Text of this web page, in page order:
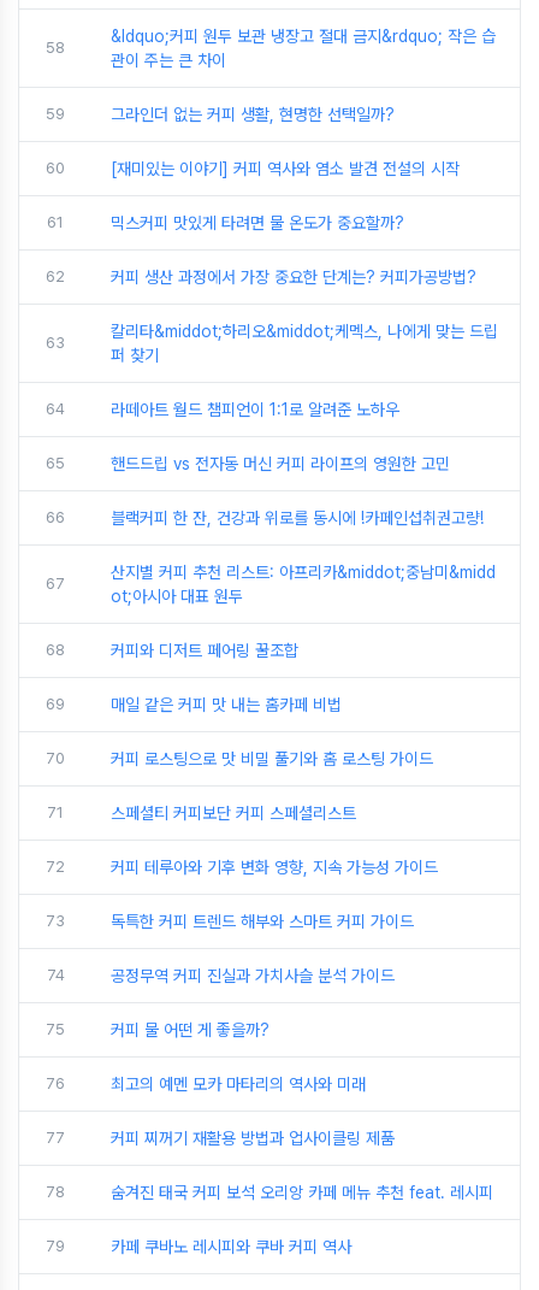
58
&ldquo;커피 원두 보관 냉장고 절대 금지&rdquo; 작은 습
관이 주는 큰 차이
59 그라인더 없는 커피 생활, 현명한 선택일까?
60 [재미있는 이야기] 커피 역사와 염소 발견 전설의 시작
61 믹스커피 맛있게 타려면 물 온도가 중요할까?
62 커피 생산 과정에서 가장 중요한 단계는? 커피가공방법?
63
칼리타&middot;하리오&middot;케멕스, 나에게 맞는 드립
퍼 찾기
64 라떼아트 월드 챔피언이 1:1로 알려준 노하우
65 핸드드립 vs 전자동 머신 커피 라이프의 영원한 고민
66 블랙커피 한 잔, 건강과 위로를 동시에 !카페인섭취권고량!
67
산지별 커피 추천 리스트: 아프리카&middot;중남미&midd
ot;아시아 대표 원두
68 커피와 디저트 페어링 꿀조합
69 매일 같은 커피 맛 내는 홈카페 비법
70 커피 로스팅으로 맛 비밀 풀기와 홈 로스팅 가이드
71 스페셜티 커피보단 커피 스페셜리스트
72 커피 테루아와 기후 변화 영향, 지속 가능성 가이드
73 독특한 커피 트렌드 해부와 스마트 커피 가이드
74 공정무역 커피 진실과 가치사슬 분석 가이드
75 커피 물 어떤 게 좋을까?
76 최고의 예멘 모카 마타리의 역사와 미래
77 커피 찌꺼기 재활용 방법과 업사이클링 제품
78 숨겨진 태국 커피 보석 오리앙 카페 메뉴 추천 feat. 레시피
79 카페 쿠바노 레시피와 쿠바 커피 역사